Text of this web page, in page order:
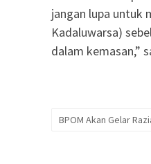
jangan lupa untuk
Kadaluwarsa)
dalam kemasan,”
BPOM Akan Gelar